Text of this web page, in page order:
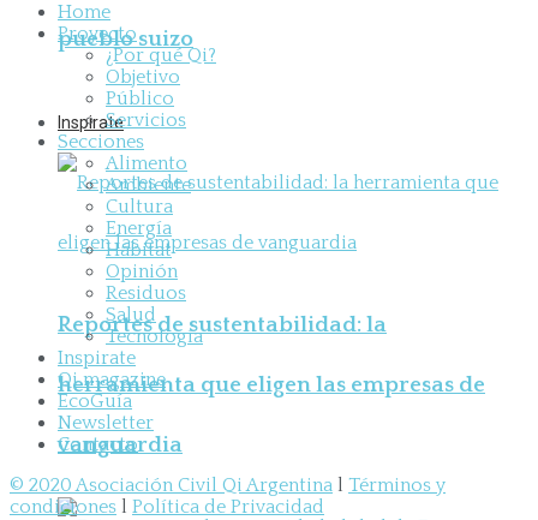
pueblo suizo
Inspirate
Reportes de sustentabilidad: la
herramienta que eligen las empresas de
vanguardia
Home
Proyecto
¿Por qué Qi?
Objetivo
Público
Servicios
Secciones
Alimento
Ambiente
Cultura
Energía
Hábitat
Opinión
Residuos
Salud
Tecnología
Inspirate
Qi magazine
EcoGuía
Newsletter
Contacto
© 2020 Asociación Civil Qi Argentina l Términos y
condiciones l Política de Privacidad